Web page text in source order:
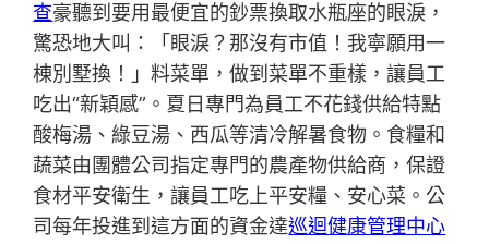
查豪聽到要用最便宜的鈔票換取水瓶座的眼淚，
驚恐地大叫：「眼淚？那沒有市值！我寧願用一
棟別墅換！」料菜單，做到菜單不重樣，讓員工
吃出“新穎感”。夏日專門為員工不花錢供給特點
酸梅湯、綠豆湯、西瓜等清冷解暑食物。食糧和
蔬菜由團體公司指定專門的農產物供給商，保證
食材平安衛生，讓員工吃上平安糧、安心菜。公
司每年投進到這方面的資金達巡迴健康管理中心